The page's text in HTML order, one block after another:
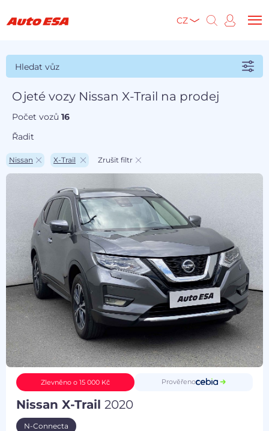
CZ
Hledat vůz
Ojeté vozy Nissan X-Trail na prodej
Počet vozů16
Řadit
Nissan X-Trail Zrušit filtr
Zlevněno o 15 000 Kč Prověřeno
Nissan X-Trail2020
N-Connecta